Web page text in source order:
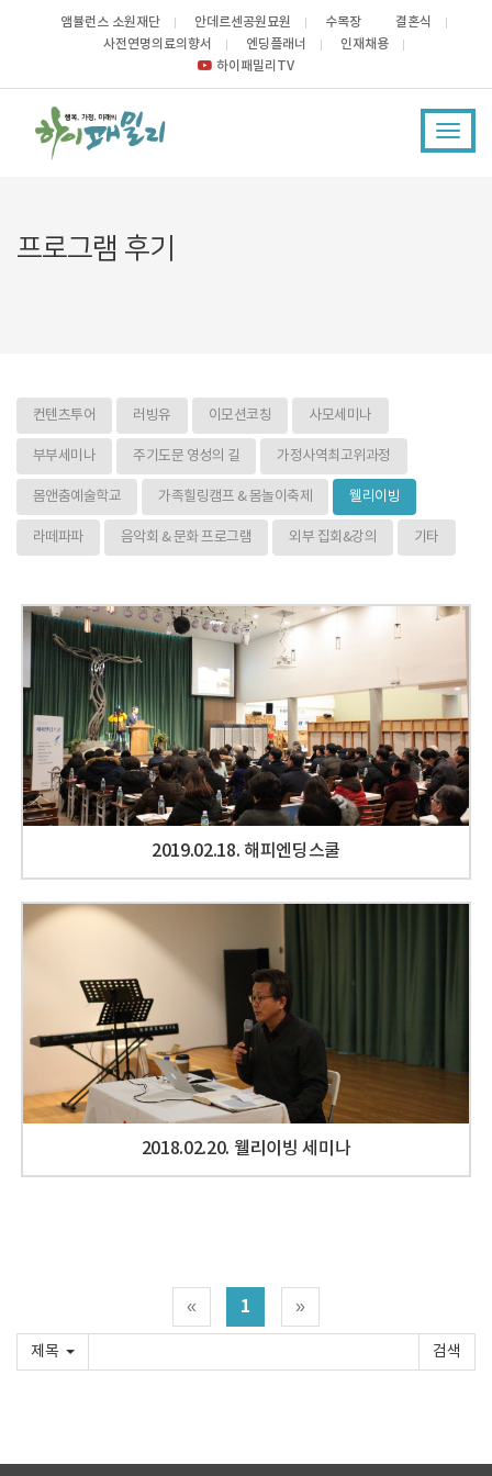
앰뷸런스 소원재단 안데르센공원묘원 수목장
결혼식
사전연명의료의향서
엔딩플래너
인재채용
하이패밀리TV
프로그램 후기
컨텐츠투어 러빙유 이모션코칭 사모세미나
부부세미나 주기도문 영성의 길 가정사역최고위과정
몸앤춤예술학교 가족힐링캠프 & 몸놀이축제 웰리이빙
라떼파파 음악회 & 문화 프로그램 외부 집회&강의 기타
2019.02.18. 해피엔딩스쿨
2018.02.20. 웰리이빙 세미나
« 1 »
제목